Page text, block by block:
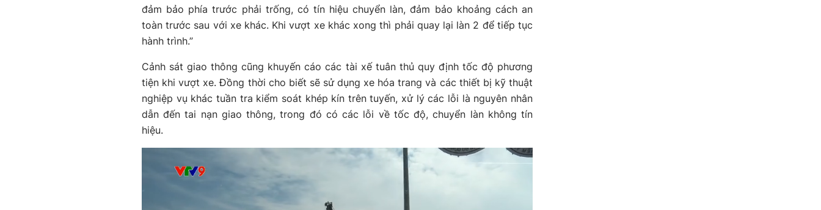
đảm bảo phía trước phải trống, có tín hiệu chuyển làn, đảm bảo khoảng cách an
toàn trước sau với xe khác. Khi vượt xe khác xong thì phải quay lại làn 2 để tiếp tục
hành trình.”
Cảnh sát giao thông cũng khuyến cáo các tài xế tuân thủ quy định tốc độ phương
tiện khi vượt xe. Đồng thời cho biết sẽ sử dụng xe hóa trang và các thiết bị kỹ thuật
nghiệp vụ khác tuần tra kiểm soát khép kín trên tuyến, xử lý các lỗi là nguyên nhân
dẫn đến tai nạn giao thông, trong đó có các lỗi về tốc độ, chuyển làn không tín
hiệu.